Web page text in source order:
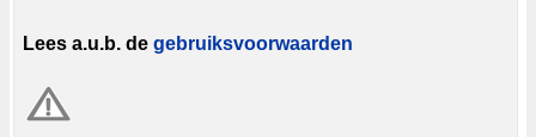
Lees a.u.b. de gebruiksvoorwaarden